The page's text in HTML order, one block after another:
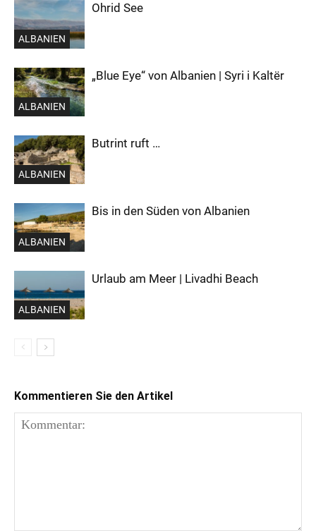
ALBANIEN
Ohrid See
ALBANIEN
„Blue Eye“ von Albanien | Syri i Kaltër
ALBANIEN
Butrint ruft …
ALBANIEN
Bis in den Süden von Albanien
ALBANIEN
Urlaub am Meer | Livadhi Beach
Kommentieren Sie den Artikel